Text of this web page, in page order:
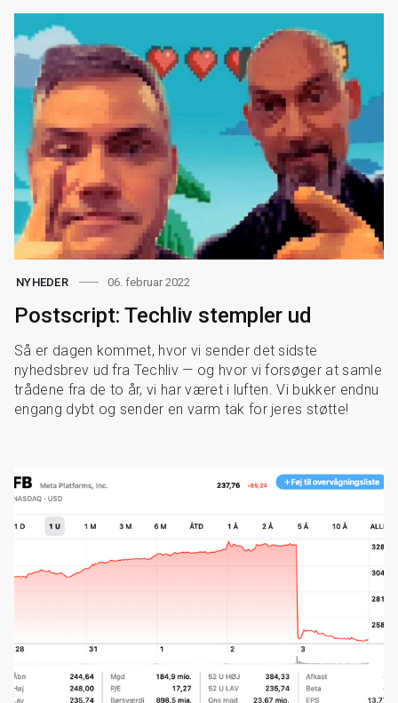
NYHEDER 06. februar 2022
Postscript: Techliv stempler ud
Så er dagen kommet, hvor vi sender det sidste
nyhedsbrev ud fra Techliv — og hvor vi forsøger at samle
trådene fra de to år, vi har været i luften. Vi bukker endnu
engang dybt og sender en varm tak for jeres støtte!